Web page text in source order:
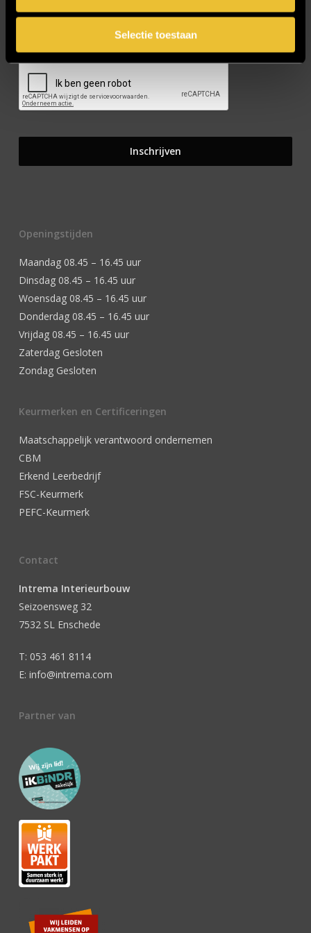
Selectie toestaan
Openingstijden
Maandag 08.45 – 16.45 uur
Dinsdag 08.45 – 16.45 uur
Woensdag 08.45 – 16.45 uur
Donderdag 08.45 – 16.45 uur
Vrijdag 08.45 – 16.45 uur
Zaterdag Gesloten
Zondag Gesloten
Keurmerken en Certificeringen
Maatschappelijk verantwoord ondernemen
CBM
Erkend Leerbedrijf
FSC-Keurmerk
PEFC-Keurmerk
Contact
Intrema Interieurbouw
Seizoensweg 32
7532 SL Enschede
T: 053 461 8114
E: info@intrema.com
Partner van